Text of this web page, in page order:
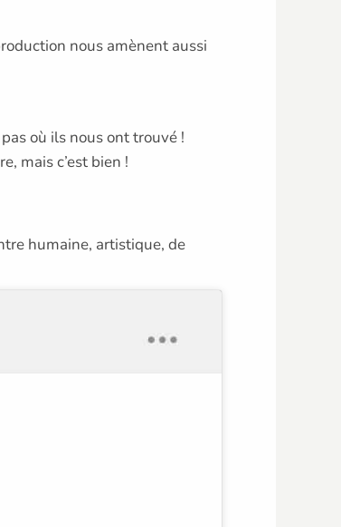
nous amènent aussi
où ils nous ont trouvé !
mais c’est bien !
humaine, artistique, de